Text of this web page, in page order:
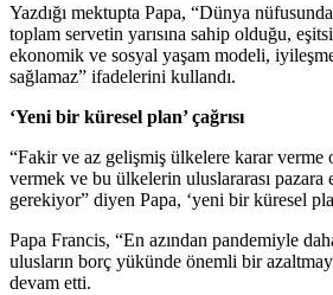
​Yazdığı mektupta Papa, “Dünya
toplam servetin yarısına sahip olduğu,
ekonomik ve sosyal yaşam modeli,
sağlamaz” ifadelerini kullandı.
‘Yeni bir küresel plan’ çağrısı
“Fakir ve az gelişmiş ülkelere karar verme
vermek ve bu ülkelerin uluslararası pazara
gerekiyor” diyen Papa, ‘yeni bir küresel
Papa Francis, “En azından pandemiyle
ulusların borç yükünde önemli bir
devam etti.